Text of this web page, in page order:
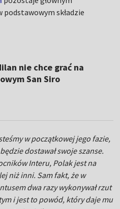
składzie
nie chce grać na
San Siro
w początkowej jego fazie,
dostawał swoje szanse.
Interu, Polak jest na
niż inni. Sam fakt, że w
dwa razy wykonywał rzut
i jest to powód, który daje mu